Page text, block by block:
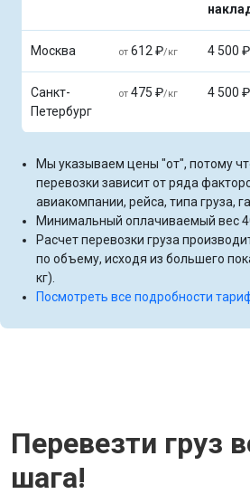
Москва от 612 ₽/кг 4 500 ₽
Санкт-
Петербург
от 475 ₽/кг 4 500 ₽
Мы указываем цены "от", потому
перевозки зависит от ряда
авиакомпании, рейса, типа груза,
Минимальный оплачиваемый вес
Расчет перевозки груза
по объему, исходя из большего
кг).
Посмотреть все подробности
Перевезти груз
шага!